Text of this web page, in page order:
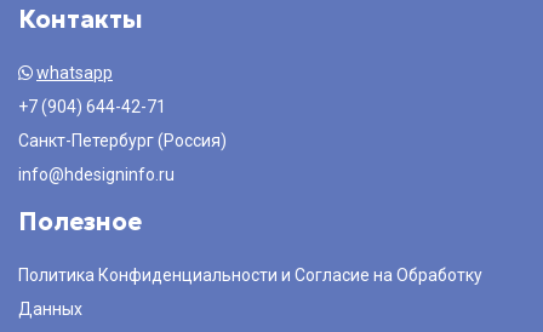
Контакты
whatsapp
+7 (904) 644-42-71
Санкт-Петербург (Россия)
info@hdesigninfo.ru
Полезное
Политика Конфиденциальности и Согласие на Обработку
Данных